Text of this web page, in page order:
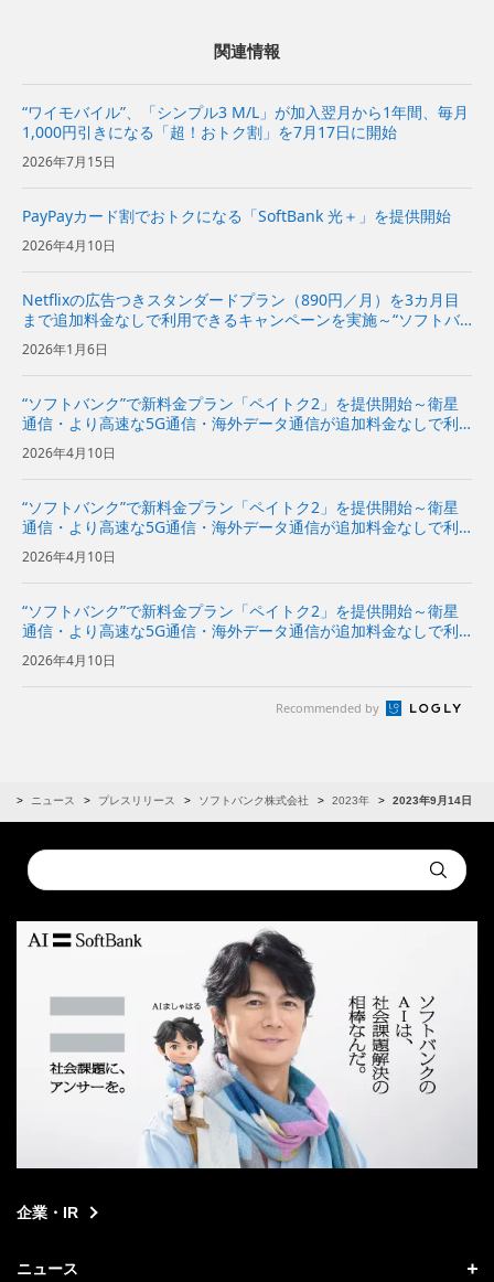
関連情報
“ワイモバイル”、「シンプル3 M/L」が加入翌月から1年間、毎月
1,000円引きになる「超！おトク割」を7月17日に開始
2026年7月15日
PayPayカード割でおトクになる「SoftBank 光＋」を提供開始
2026年4月10日
Netflixの広告つきスタンダードプラン（890円／月）を3カ月目
まで追加料金なしで利用できるキャンペーンを実施～“ソフトバ
ンク”の携帯電話サービスや「SoftBank 光」の契約者向けキャン
ペーン～
2026年1月6日
“ソフトバンク”で新料金プラン「ペイトク2」を提供開始～衛星
通信・より高速な5G通信・海外データ通信が追加料金なしで利
用でき、経済圏特典の拡充でPayPayポイント付与率が従来プラ
ンの2倍に～
2026年4月10日
“ソフトバンク”で新料金プラン「ペイトク2」を提供開始～衛星
通信・より高速な5G通信・海外データ通信が追加料金なしで利
用でき、経済圏特典の拡充でPayPayポイント付与率が従来プラ
ンの2倍に～
2026年4月10日
“ソフトバンク”で新料金プラン「ペイトク2」を提供開始～衛星
通信・より高速な5G通信・海外データ通信が追加料金なしで利
用でき、経済圏特典の拡充でPayPayポイント付与率が従来プラ
ンの2倍に～
2026年4月10日
Recommended by
ニュース プレスリリース ソフトバンク株式会社 2023年 2023年9月14日
Conduct
a
Submit
企業・IR
ニュース